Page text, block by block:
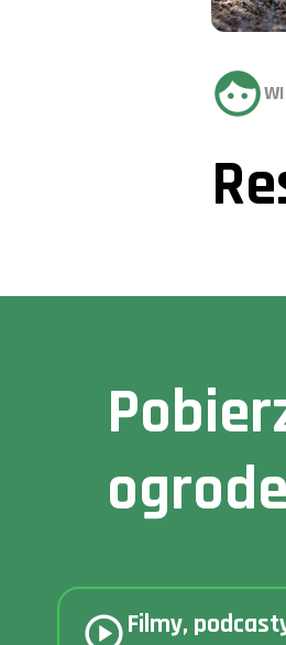
Filmy,